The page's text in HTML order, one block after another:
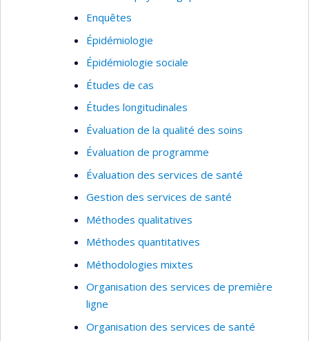
Enquêtes
Épidémiologie
Épidémiologie sociale
Études de cas
Études longitudinales
Évaluation de la qualité des soins
Évaluation de programme
Évaluation des services de santé
Gestion des services de santé
Méthodes qualitatives
Méthodes quantitatives
Méthodologies mixtes
Organisation des services de première
ligne
Organisation des services de santé